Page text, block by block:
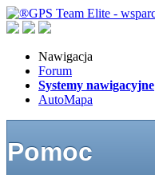
Nawigacja
Forum
Systemy nawigacyjne
AutoMapa
Pomoc